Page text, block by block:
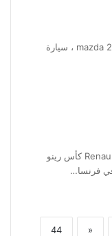
mazda 2 2024 Mazda 2 2024 ، سيارة
Renault Megane RS Trophy كأس رينو
«
44